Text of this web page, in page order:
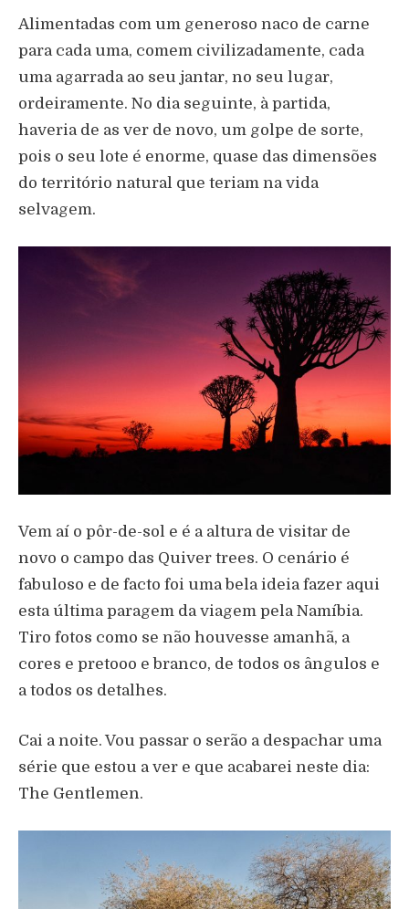
Alimentadas com um generoso naco de carne
para cada uma, comem civilizadamente, cada
uma agarrada ao seu jantar, no seu lugar,
ordeiramente. No dia seguinte, à partida,
haveria de as ver de novo, um golpe de sorte,
pois o seu lote é enorme, quase das dimensões
do território natural que teriam na vida
selvagem.
Vem aí o pôr-de-sol e é a altura de visitar de
novo o campo das Quiver trees. O cenário é
fabuloso e de facto foi uma bela ideia fazer aqui
esta última paragem da viagem pela Namíbia.
Tiro fotos como se não houvesse amanhã, a
cores e pretooo e branco, de todos os ângulos e
a todos os detalhes.
Cai a noite. Vou passar o serão a despachar uma
série que estou a ver e que acabarei neste dia:
The Gentlemen.